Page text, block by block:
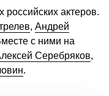
российских актеров.
, Андрей
с ними на
Серебряков,
.